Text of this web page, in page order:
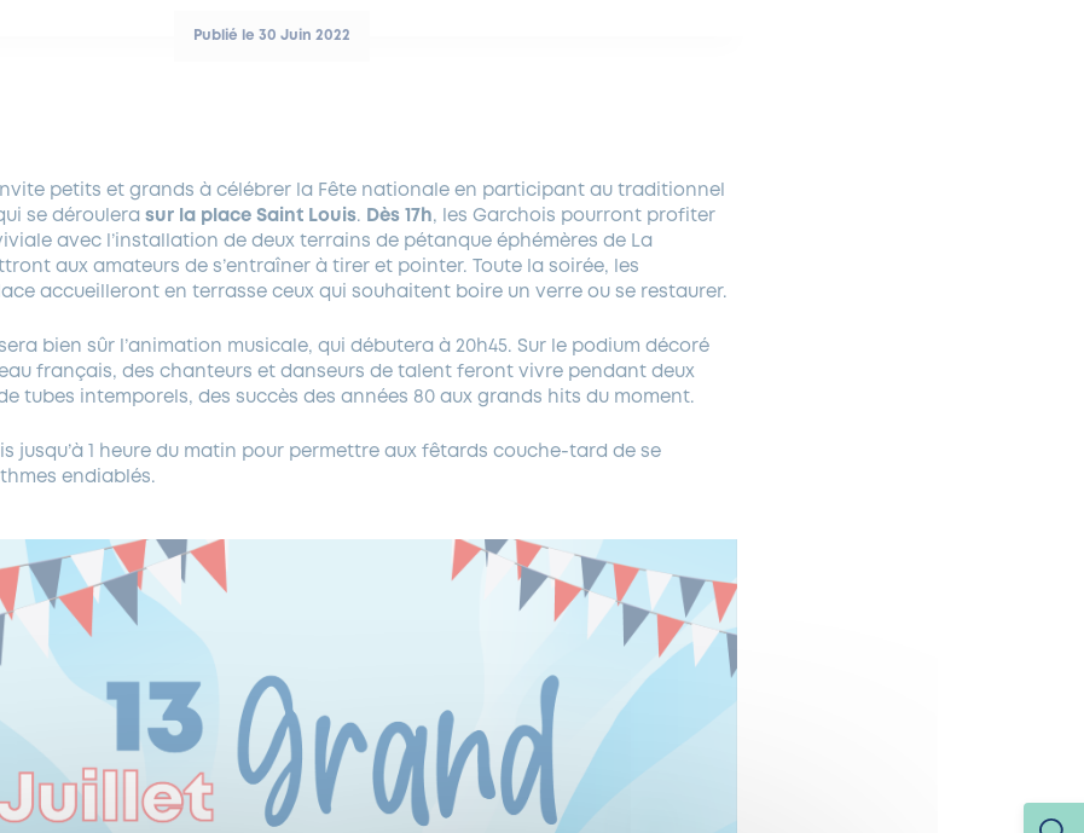
Publié le 30 Juin 2022
petits et grands à célébrer la Fête nationale en participant au traditionnel
se déroulera sur la place Saint Louis. Dès 17h, les Garchois pourront profiter
avec l’installation de deux terrains de pétanque éphémères de La
aux amateurs de s’entraîner à tirer et pointer. Toute la soirée, les
accueilleront en terrasse ceux qui souhaitent boire un verre ou se restaurer.
bien sûr l’animation musicale, qui débutera à 20h45. Sur le podium décoré
français, des chanteurs et danseurs de talent feront vivre pendant deux
tubes intemporels, des succès des années 80 aux grands hits du moment.
jusqu’à 1 heure du matin pour permettre aux fêtards couche-tard de se
endiablés.